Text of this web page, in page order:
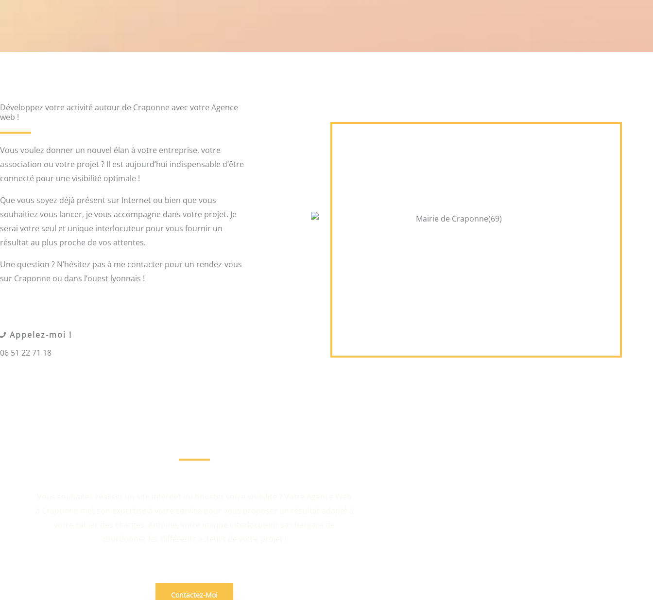
Développez votre activité autour de Craponne avec votre Agence
web !
Vous voulez donner un nouvel élan à votre entreprise, votre
association ou votre projet ? Il est aujourd’hui indispensable d’être
connecté pour une visibilité optimale !
Que vous soyez déjà présent sur Internet ou bien que vous
souhaitiez vous lancer, je vous accompagne dans votre projet. Je
serai votre seul et unique interlocuteur pour vous fournir un
résultat au plus proche de vos attentes.
Une question ? N’hésitez pas à me contacter pour un rendez-vous
sur Craponne ou dans l’ouest lyonnais !
Appelez-moi !
06 51 22 71 18
Contactez-Moi